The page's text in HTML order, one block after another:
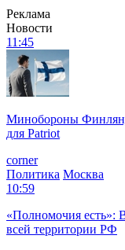
Реклама
Новости
11:45
Минобороны
для Patriot
corner
Политика Москва
10:59
«Полномочия есть»:
всей территории РФ